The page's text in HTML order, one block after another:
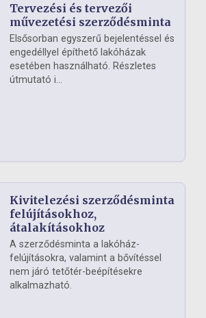
Tervezési és tervezői
művezetési szerződésminta
Elsősorban egyszerű bejelentéssel és
engedéllyel építhető lakóházak
esetében használható. Részletes
útmutató i...
Kivitelezési szerződésminta
felújításokhoz,
átalakításokhoz
A szerződésminta a lakóház-
felújításokra, valamint a bővítéssel
nem járó tetőtér-beépítésekre
alkalmazható.